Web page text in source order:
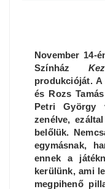
November 14-
Színház
produkcióját.
és Rozs
Petri György
zenélve,
belőlük.
egymásnak,
ennek a
kerülünk, ami
megpihenő